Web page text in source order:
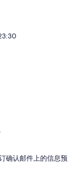
确认邮件上的信息预